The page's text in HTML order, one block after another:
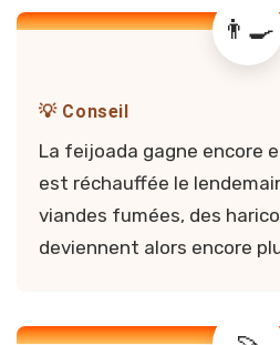
💡 Conseil
La feijoada gagne encore
est réchauffée le
viandes fumées, des
deviennent alors encore